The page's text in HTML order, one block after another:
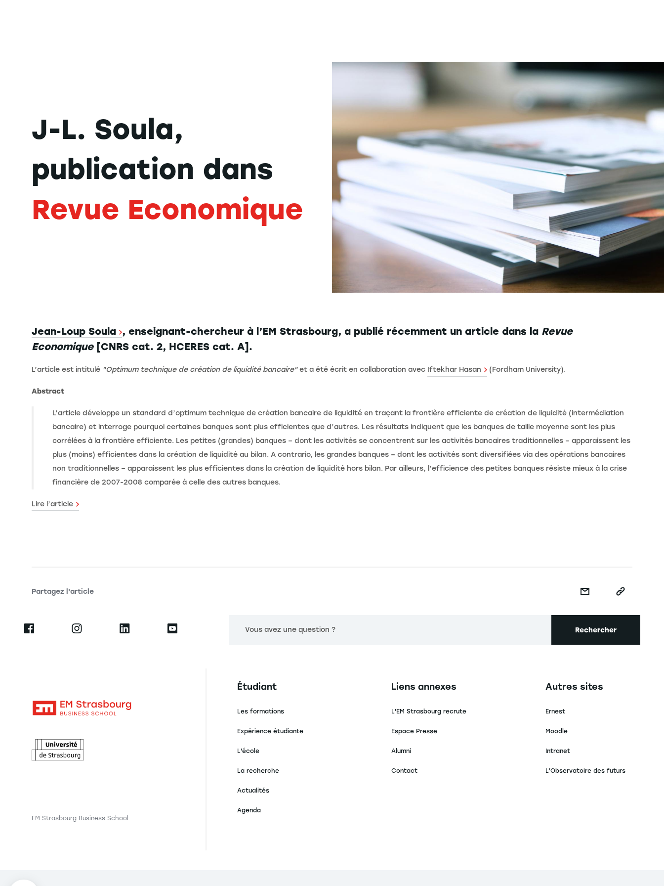
J-L. Soula,
publication dans
Revue Economique
Jean-Loup Soula , enseignant-chercheur à l’EM Strasbourg, a publié récemment un article dans la Revue
Economique[CNRS cat. 2, HCERES cat. A].
L’article est intitulé "Optimum technique de création de liquidité bancaire"et a été écrit en collaboration avec Iftekhar Hasan (Fordham University).
Abstract
L’article développe un standard d’optimum technique de création bancaire de liquidité en traçant la frontière efficiente de création de liquidité (intermédiation
bancaire) et interroge pourquoi certaines banques sont plus efficientes que d’autres. Les résultats indiquent que les banques de taille moyenne sont les plus
corrélées à la frontière efficiente. Les petites (grandes) banques – dont les activités se concentrent sur les activités bancaires traditionnelles – apparaissent les
plus (moins) efficientes dans la création de liquidité au bilan. A contrario, les grandes banques – dont les activités sont diversifiées via des opérations bancaires
non traditionnelles – apparaissent les plus efficientes dans la création de liquidité hors bilan. Par ailleurs, l’efficience des petites banques résiste mieux à la crise
financière de 2007-2008 comparée à celle des autres banques.
Lire l’article
Partagez l'article
Vous avez une question ? Rechercher
EM Strasbourg Business School
Navigation principale footer
Étudiant
Les formations
Expérience étudiante
L'école
La recherche
Actualités
Agenda
Navigation secondaire footer
Liens annexes
L'EM Strasbourg recrute
Espace Presse
Alumni
Contact
Navigation tertiaire footer
Autres sites
Ernest
Moodle
Intranet
L'Observatoire des futurs